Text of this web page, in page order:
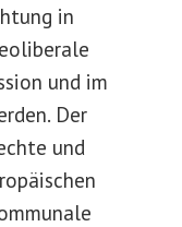
in
und im
Der
und